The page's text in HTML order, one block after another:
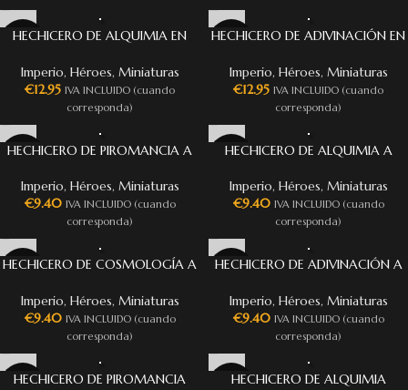
HECHICERO DE ALQUIMIA EN
Imperio, Héroes, Miniaturas
€12.95 IVA INCLUIDO (cuando
corresponda)
HECHICERO DE ADIVINACIÓN EN
Imperio, Héroes, Miniaturas
€12.95 IVA INCLUIDO (cuando
corresponda)
HECHICERO DE PIROMANCIA A
Imperio, Héroes, Miniaturas
€9.40 IVA INCLUIDO (cuando
corresponda)
HECHICERO DE ALQUIMIA A
Imperio, Héroes, Miniaturas
€9.40 IVA INCLUIDO (cuando
corresponda)
HECHICERO DE COSMOLOGÍA A
Imperio, Héroes, Miniaturas
€9.40 IVA INCLUIDO (cuando
corresponda)
HECHICERO DE ADIVINACIÓN A
Imperio, Héroes, Miniaturas
€9.40 IVA INCLUIDO (cuando
corresponda)
HECHICERO DE PIROMANCIA HECHICERO DE ALQUIMIA